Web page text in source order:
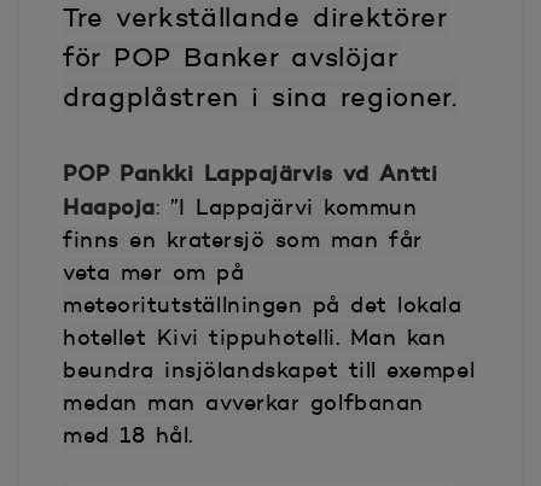
Tre verkställande direktörer
för POP Banker avslöjar
dragplåstren i sina regioner.
POP Pankki Lappajärvis vd Antti
Haapoja: ”I Lappajärvi kommun
finns en kratersjö som man får
veta mer om på
meteoritutställningen på det lokala
hotellet Kivi tippuhotelli. Man kan
beundra insjölandskapet till exempel
medan man avverkar golfbanan
med 18 hål.